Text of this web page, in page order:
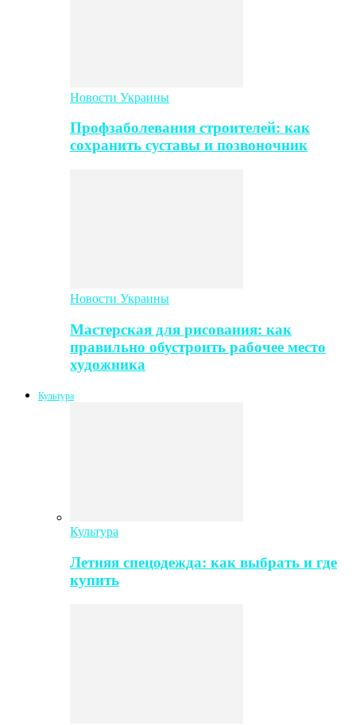
Новости Украины
Профзаболевания строителей: как
сохранить суставы и позвоночник
Новости Украины
Мастерская для рисования: как
правильно обустроить рабочее место
художника
Культура
Культура
Летняя спецодежда: как выбрать и где
купить